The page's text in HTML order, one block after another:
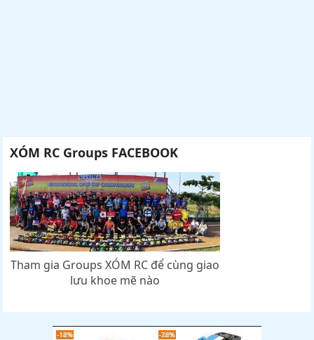
XÓM RC Groups FACEBOOK
Tham gia Groups XÓM RC để cùng giao
lưu khoe mẽ nào